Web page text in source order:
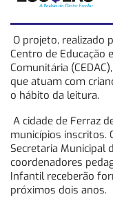
O projeto, realizado
Centro de Educação
Comunitária
que atuam com
o hábito da leitura.
A cidade de Ferraz
municípios inscritos.
Secretaria Municipal
coordenadores
Infantil receberão
próximos dois anos.